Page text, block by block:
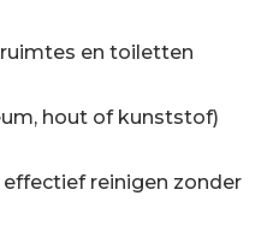
en toiletten
hout of kunststof)
reinigen zonder